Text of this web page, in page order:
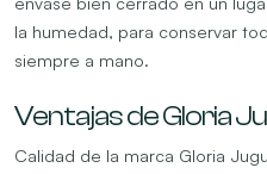
la humedad, para conservar
siempre a mano.
Ventajas de Gloria
Calidad de la marca Gloria